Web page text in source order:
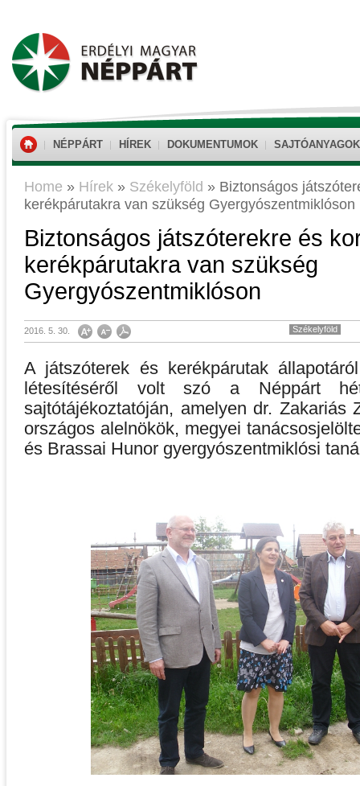
NÉPPÁRT HÍREK DOKUMENTUMOK SAJTÓANYAGOK
Home » Hírek » Székelyföld » Biztonságos
kerékpárutakra van szükség Gyergyószentmiklóson
Biztonságos játszóterekre és
kerékpárutakra van szükség
Gyergyószentmiklóson
2016. 5. 30. Székelyföld
A játszóterek és kerékpárutak
létesítéséről volt szó a Néppárt
sajtótájékoztatóján, amelyen dr. Zakariás
országos alelnökök, megyei
és Brassai Hunor gyergyószentmiklósi